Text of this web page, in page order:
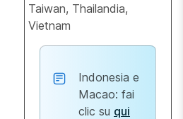
Taiwan, Thailandia,
Vietnam
Indonesia e
Macao: fai
clic su qui